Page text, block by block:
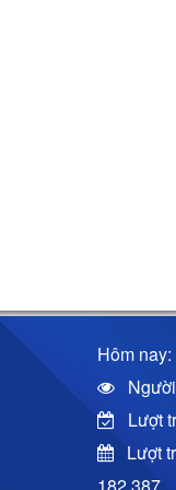
Hôm
Lượt
Lượt